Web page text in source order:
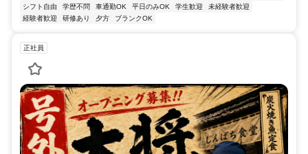
シフト自由
学歴不問 車通勤OK 平日のみOK 学生歓迎
未経験者歓迎
経験者歓迎
研修あり 夕方 ブランクOK
正社員